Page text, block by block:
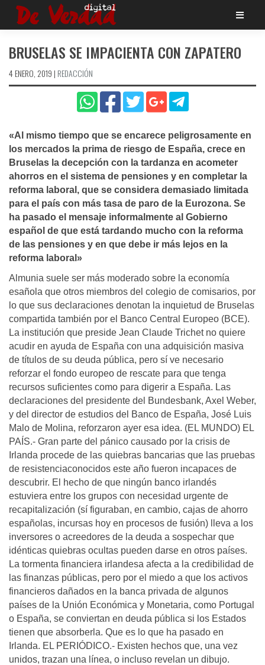
Saltar
BRUSELAS SE IMPACIENTA CON ZAPATERO
4 ENERO, 2019 | REDACCIÓN
«Al mismo tiempo que se encarece peligrosamente en
los mercados la prima de riesgo de España, crece en
Bruselas la decepción con la tardanza en acometer
ahorros en el sistema de pensiones y en completar la
reforma laboral, que se considera demasiado limitada
para el paí­s con más tasa de paro de la Eurozona. Se
ha pasado el mensaje informalmente al Gobierno
español de que está tardando mucho con la reforma
de las pensiones y en que debe ir más lejos en la
reforma laboral»
Almunia suele ser más moderado sobre la economía
esañola que otros miembros del colegio de comisarios, por
lo que sus declaraciones denotan la inquietud de Bruselas
compartida también por el Banco Central Europeo (BCE).
La institución que preside Jean Claude Trichet no quiere
acudir en ayuda de España con una adquisición masiva
de títulos de su deuda pública, pero sí ve necesario
reforzar el fondo europeo de rescate para que tenga
recursos suficientes como para digerir a España. Las
declaraciones del presidente del Bundesbank, Axel Weber,
y del director de estudios del Banco de España, José Luis
Malo de Molina, reforzaron ayer esa idea. (EL MUNDO) EL
PAÍS.- Gran parte del pánico causado por la crisis de
Irlanda procede de las quiebras bancarias que las pruebas
de resistenciaconocidos este año fueron incapaces de
descubrir. El hecho de que ningún banco irlandés
estuviera entre los grupos con necesidad urgente de
recapitalización (sí figuraban, en cambio, cajas de ahorro
españolas, incursas hoy en procesos de fusión) lleva a los
inversores o acreedores de la deuda a sospechar que
idénticas quiebras ocultas pueden darse en otros países.
La tormenta financiera irlandesa afecta a la credibilidad de
las finanzas públicas, pero por el miedo a que los activos
financieros dañados en la banca privada de algunos
países de la Unión Económica y Monetaria, como Portugal
o España, se conviertan en deuda pública si los Estados
tienen que absorberla. Que es lo que ha pasado en
Irlanda. EL PERIÓDICO.- Existen hechos que, una vez
unidos, trazan una línea, o incluso revelan un dibujo.